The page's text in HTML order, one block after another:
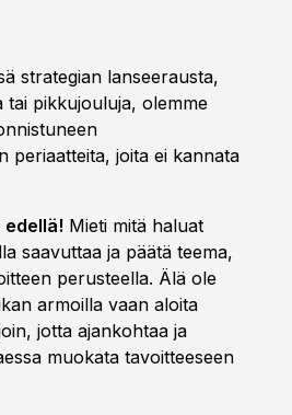
strategian lanseerausta,
pikkujouluja, olemme
periaatteita, joita ei kannata
Mieti mitä haluat
saavuttaa ja päätä teema,
perusteella. Älä ole
armoilla vaan aloita
jotta ajankohtaa ja
muokata tavoitteeseen